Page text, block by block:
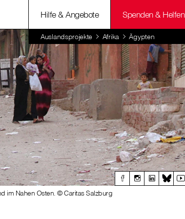
Hilfe & Angebote Spenden & Helfen
Auslandsprojekte Afrika Ägypten
im Nahen Osten. © Caritas Salzburg